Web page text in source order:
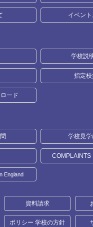
イベン
学校説
指定
ード
学校見
England
資料請求
ポリシー 学校の方針